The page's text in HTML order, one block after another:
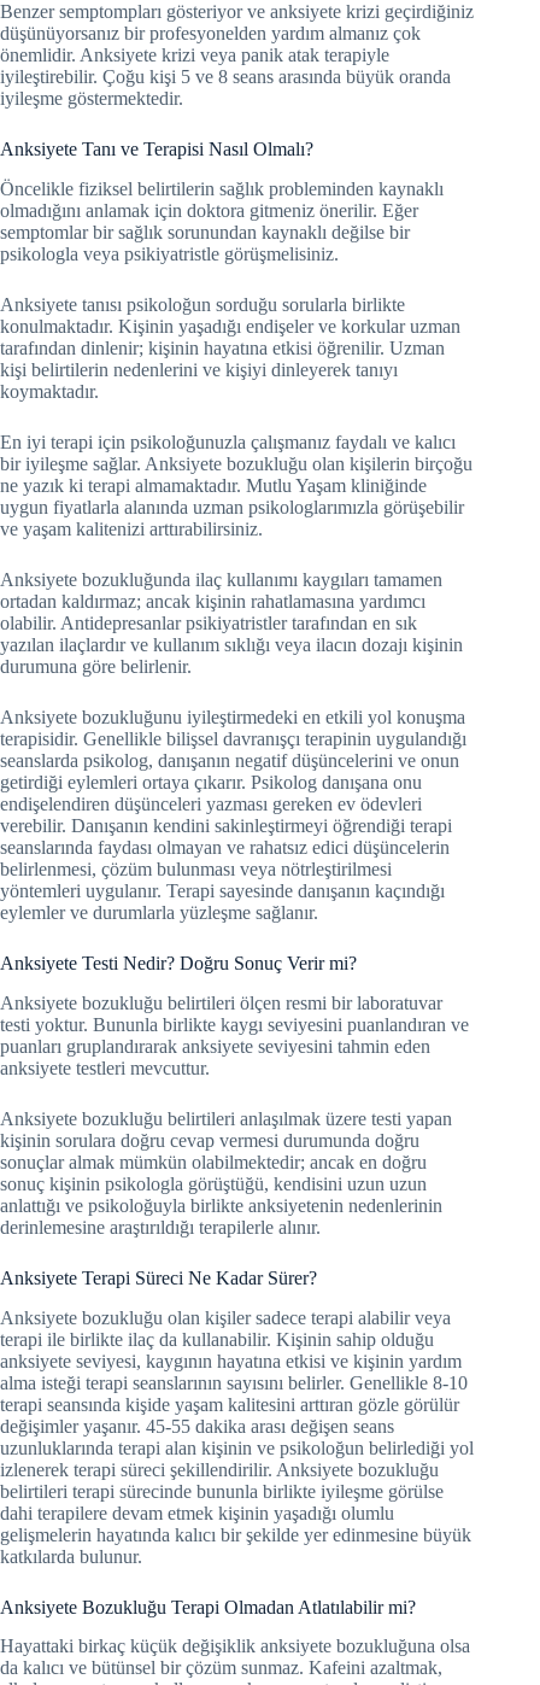
Benzer semptompları gösteriyor ve anksiyete krizi geçirdiğiniz
düşünüyorsanız bir profesyonelden yardım almanız çok
önemlidir. Anksiyete krizi veya panik atak terapiyle
iyileştirebilir. Çoğu kişi 5 ve 8 seans arasında büyük oranda
iyileşme göstermektedir.
Anksiyete Tanı ve Terapisi Nasıl Olmalı?
Öncelikle fiziksel belirtilerin sağlık probleminden kaynaklı
olmadığını anlamak için doktora gitmeniz önerilir. Eğer
semptomlar bir sağlık sorunundan kaynaklı değilse bir
psikologla veya psikiyatristle görüşmelisiniz.
Anksiyete tanısı psikoloğun sorduğu sorularla birlikte
konulmaktadır. Kişinin yaşadığı endişeler ve korkular uzman
tarafından dinlenir; kişinin hayatına etkisi öğrenilir. Uzman
kişi belirtilerin nedenlerini ve kişiyi dinleyerek tanıyı
koymaktadır.
En iyi terapi için psikoloğunuzla çalışmanız faydalı ve kalıcı
bir iyileşme sağlar. Anksiyete bozukluğu olan kişilerin birçoğu
ne yazık ki terapi almamaktadır. Mutlu Yaşam kliniğinde
uygun fiyatlarla alanında uzman psikologlarımızla görüşebilir
ve yaşam kalitenizi arttırabilirsiniz.
Anksiyete bozukluğunda ilaç kullanımı kaygıları tamamen
ortadan kaldırmaz; ancak kişinin rahatlamasına yardımcı
olabilir. Antidepresanlar psikiyatristler tarafından en sık
yazılan ilaçlardır ve kullanım sıklığı veya ilacın dozajı kişinin
durumuna göre belirlenir.
Anksiyete bozukluğunu iyileştirmedeki en etkili yol konuşma
terapisidir. Genellikle bilişsel davranışçı terapinin uygulandığı
seanslarda psikolog, danışanın negatif düşüncelerini ve onun
getirdiği eylemleri ortaya çıkarır. Psikolog danışana onu
endişelendiren düşünceleri yazması gereken ev ödevleri
verebilir. Danışanın kendini sakinleştirmeyi öğrendiği terapi
seanslarında faydası olmayan ve rahatsız edici düşüncelerin
belirlenmesi, çözüm bulunması veya nötrleştirilmesi
yöntemleri uygulanır. Terapi sayesinde danışanın kaçındığı
eylemler ve durumlarla yüzleşme sağlanır.
Anksiyete Testi Nedir? Doğru Sonuç Verir mi?
Anksiyete bozukluğu belirtileri ölçen resmi bir laboratuvar
testi yoktur. Bununla birlikte kaygı seviyesini puanlandıran ve
puanları gruplandırarak anksiyete seviyesini tahmin eden
anksiyete testleri mevcuttur.
Anksiyete bozukluğu belirtileri anlaşılmak üzere testi yapan
kişinin sorulara doğru cevap vermesi durumunda doğru
sonuçlar almak mümkün olabilmektedir; ancak en doğru
sonuç kişinin psikologla görüştüğü, kendisini uzun uzun
anlattığı ve psikoloğuyla birlikte anksiyetenin nedenlerinin
derinlemesine araştırıldığı terapilerle alınır.
Anksiyete Terapi Süreci Ne Kadar Sürer?
Anksiyete bozukluğu olan kişiler sadece terapi alabilir veya
terapi ile birlikte ilaç da kullanabilir. Kişinin sahip olduğu
anksiyete seviyesi, kaygının hayatına etkisi ve kişinin yardım
alma isteği terapi seanslarının sayısını belirler. Genellikle 8-10
terapi seansında kişide yaşam kalitesini arttıran gözle görülür
değişimler yaşanır. 45-55 dakika arası değişen seans
uzunluklarında terapi alan kişinin ve psikoloğun belirlediği yol
izlenerek terapi süreci şekillendirilir. Anksiyete bozukluğu
belirtileri terapi sürecinde bununla birlikte iyileşme görülse
dahi terapilere devam etmek kişinin yaşadığı olumlu
gelişmelerin hayatında kalıcı bir şekilde yer edinmesine büyük
katkılarda bulunur.
Anksiyete Bozukluğu Terapi Olmadan Atlatılabilir mi?
Hayattaki birkaç küçük değişiklik anksiyete bozukluğuna olsa
da kalıcı ve bütünsel bir çözüm sunmaz. Kafeini azaltmak,